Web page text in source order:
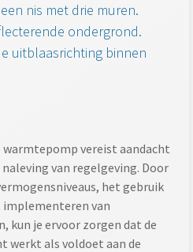
nis met drie muren.
ondergrond.
uitblaasrichting binnen
warmtepomp vereist aandacht
van regelgeving. Door
het gebruik
implementeren van
kun je ervoor zorgen dat de
werkt als voldoet aan de